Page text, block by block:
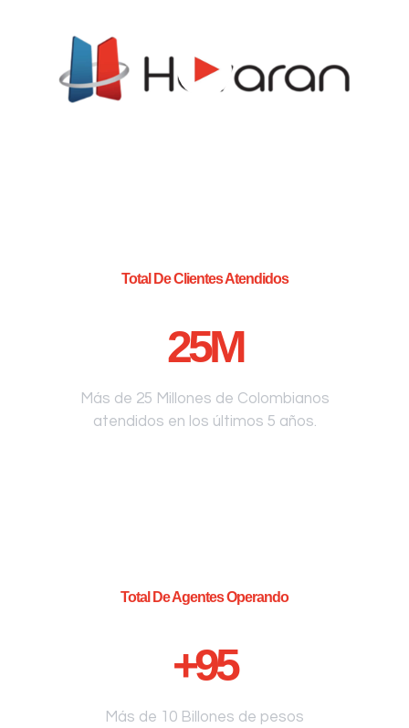
Total De Clientes Atendidos
25M
Más de 25 Millones de Colombianos
atendidos en los últimos 5 años.
Total De Agentes Operando
+95
Más de 10 Billones de pesos